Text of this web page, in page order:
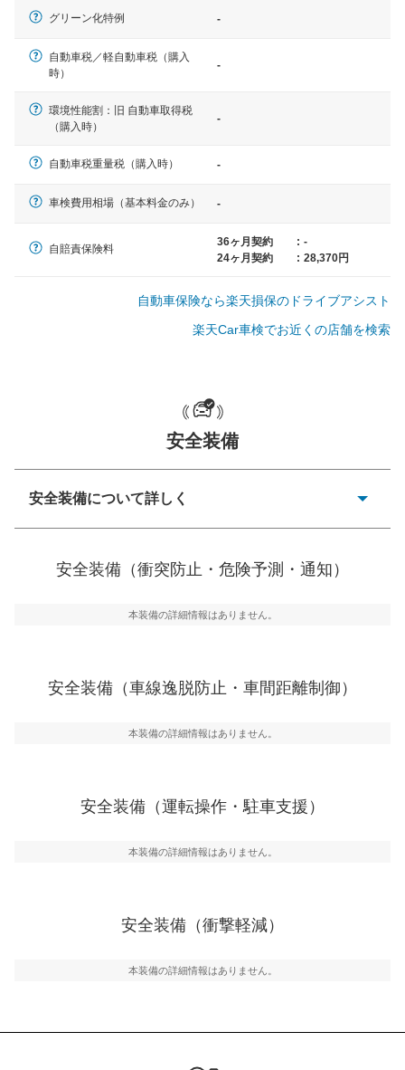
一般的な車体のサイズの目安
軽自動車
クラウン、アルファード、フォレ
グリーン化特例 -
自動車税／軽自動車税（購入
時）
-
環境性能割：旧 自動車取得税
（購入時）
-
自動車税重量税（購入時） -
車検費用相場（基本料金のみ） -
自賠責保険料
36ヶ月契約 : -
24ヶ月契約
: 28,370円
自動車保険なら楽天損保のドライブアシスト
楽天Car車検でお近くの店舗を検索
安全装備
安全装備について詳しく
ーキアシスト、ABSなどが装備されています。
車線逸脱防止
車線のはみだしやふらつきを防止するためにレーンキー
運転・駐車支援
グ・アシストやサイドブラインドモニターなどが装備さ
万が一車体が衝撃を受けたときに、運転者・同乗者を守
るSRSエアバッグシステム、プリテンショナーシートベ
安全装備（衝突防止・危険予測・通知）
本装備の詳細情報はありません。
安全装備（車線逸脱防止・車間距離制御）
本装備の詳細情報はありません。
安全装備（運転操作・駐車支援）
本装備の詳細情報はありません。
安全装備（衝撃軽減）
本装備の詳細情報はありません。